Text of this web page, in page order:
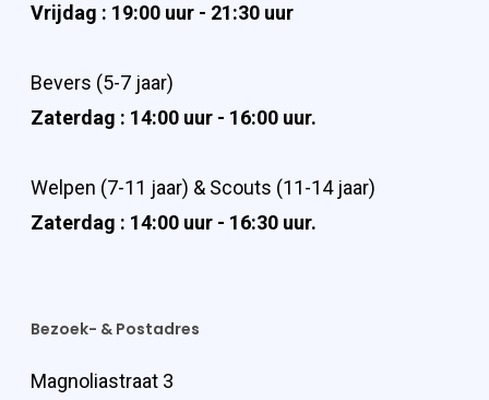
Vrijdag : 19:00 uur - 21:30 uur
Bevers (5-7 jaar)
Zaterdag : 14:00 uur - 16:00 uur.
Welpen (7-11 jaar) & Scouts (11-14 jaar)
Zaterdag : 14:00 uur - 16:30 uur.
Bezoek- & Postadres
Magnoliastraat 3